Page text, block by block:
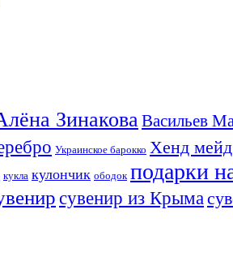
Зинакова Васильев
Украинское барокко Хенд
кукла кулончик ободок подарки
сувенир из Крыма